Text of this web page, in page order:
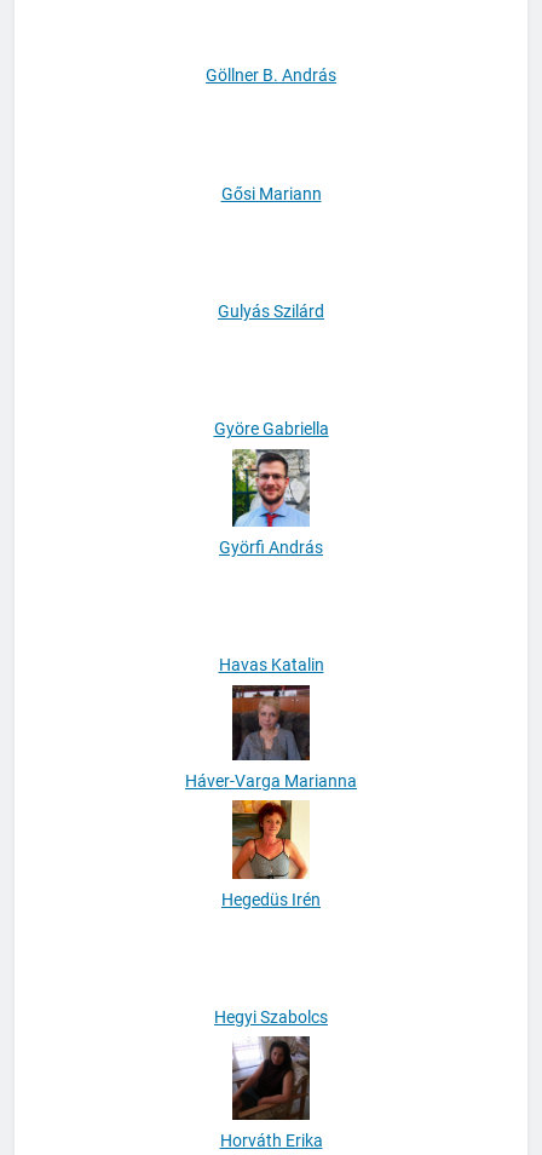
Göllner B. András
Gősi Mariann
Gulyás Szilárd
Györe Gabriella
Györfi András
Havas Katalin
Háver-Varga Marianna
Hegedüs Irén
Hegyi Szabolcs
Horváth Erika